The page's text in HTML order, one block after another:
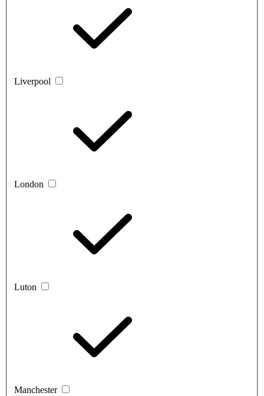
Liverpool
London
Luton
Manchester